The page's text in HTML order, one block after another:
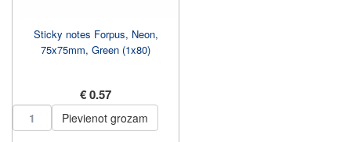
Sticky notes Forpus, Neon,
75x75mm, Green (1x80)
€ 0.57
Pievienot grozam